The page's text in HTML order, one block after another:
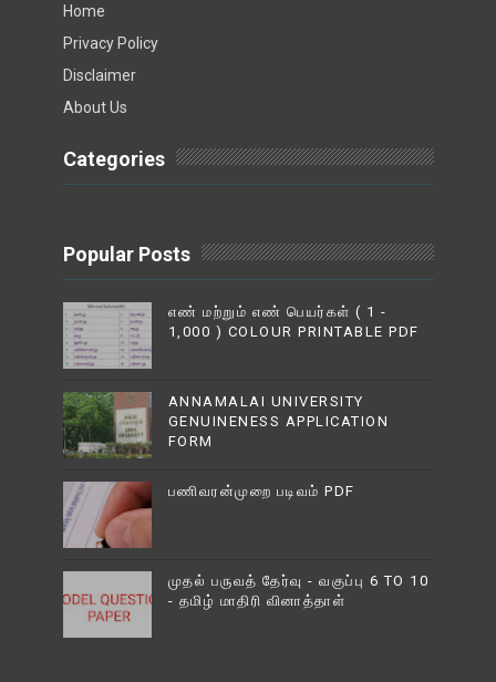
Home
Privacy Policy
Disclaimer
About Us
Categories
Popular Posts
எண் மற்றும் எண் பெயர்கள் ( 1 -
1,000 ) COLOUR PRINTABLE PDF
ANNAMALAI UNIVERSITY
GENUINENESS APPLICATION
FORM
பணிவரன்முறை படிவம் PDF
முதல் பருவத் தேர்வு - வகுப்பு 6 TO 10
- தமிழ் மாதிரி வினாத்தாள்